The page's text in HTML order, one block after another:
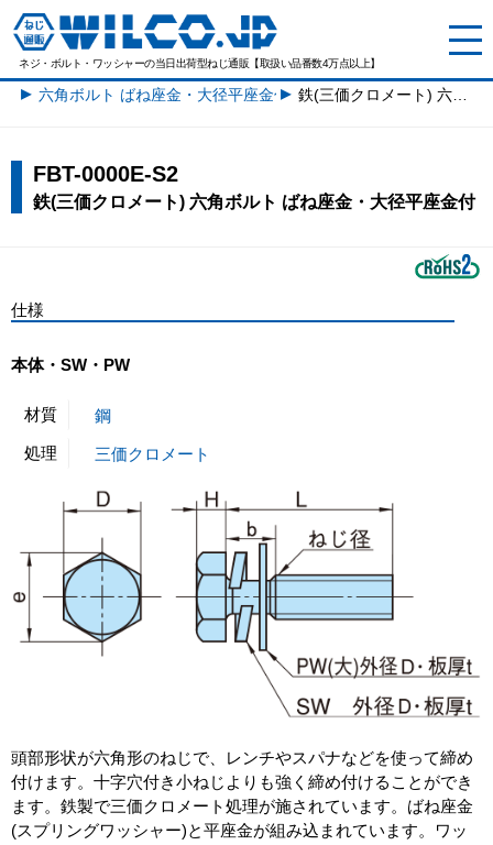
ネジ・ボルト・ワッシャーの当日出荷型ねじ通販【取扱い品番数4万点以上】
六角ボルト ばね座金・大径平座金付一覧
FBT-0000E-S2
鉄(三価クロメート) 六角ボルト ばね座金・大径平座金付
仕様
本体・SW・PW
材質
鋼
処理
三価クロメート
頭部形状が六角形のねじで、レンチやスパナなどを使って締め
付けます。十字穴付き小ねじよりも強く締め付けることができ
ます。鉄製で三価クロメート処理が施されています。ばね座金
(スプリングワッシャー)と平座金が組み込まれています。ワッ